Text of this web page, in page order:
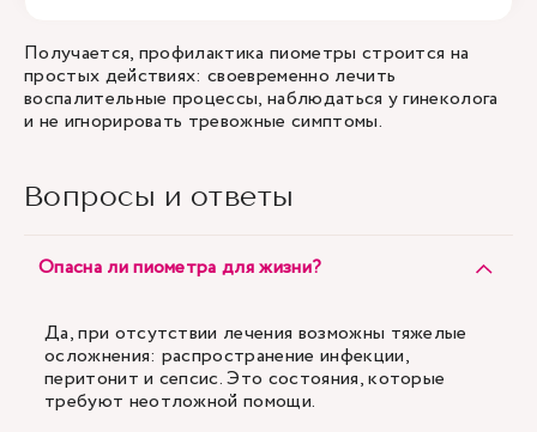
Получается, профилактика пиометры строится на
простых действиях: своевременно лечить
воспалительные процессы, наблюдаться у гинеколога
и не игнорировать тревожные симптомы.
Вопросы и ответы
Опасна ли пиометра для жизни?
Да, при отсутствии лечения возможны тяжелые
осложнения: распространение инфекции,
перитонит и сепсис. Это состояния, которые
требуют неотложной помощи.